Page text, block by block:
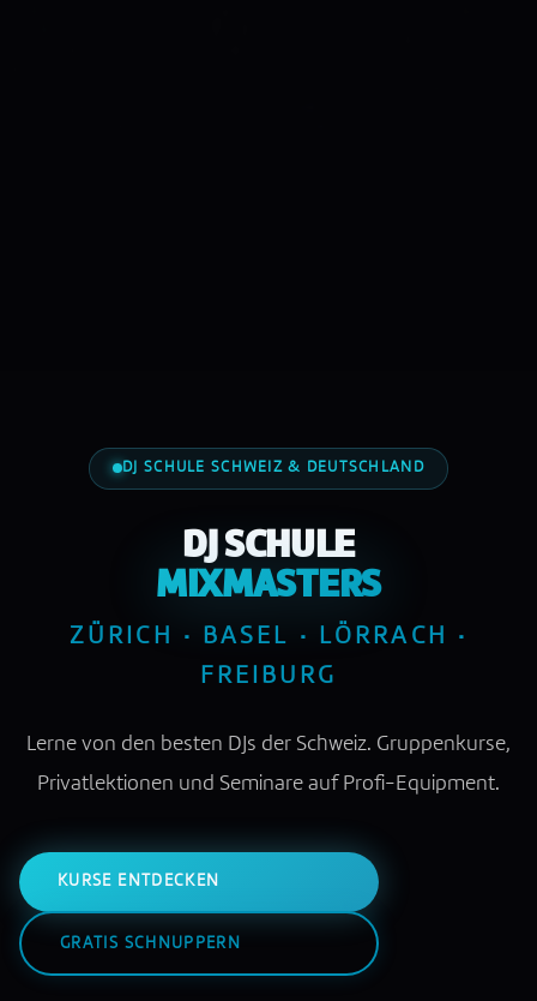
DJ SCHULE SCHWEIZ & DEUTSCHLAND
DJ SCHULE
MIXMASTERS
ZÜRICH · BASEL · LÖRRACH ·
FREIBURG
Lerne von den besten DJs der Schweiz. Gruppenkurse,
Privatlektionen und Seminare auf Profi-Equipment.
KURSE ENTDECKEN
GRATIS SCHNUPPERN